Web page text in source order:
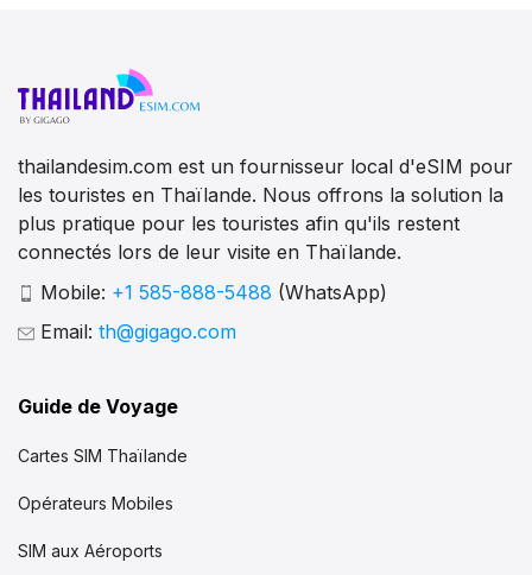
thailandesim.com est un fournisseur local d'eSIM pour
les touristes en Thaïlande. Nous offrons la solution la
plus pratique pour les touristes afin qu'ils restent
connectés lors de leur visite en Thaïlande.
Mobile: +1 585-888-5488 (WhatsApp)
Email: th@gigago.com
Guide de Voyage
Cartes SIM Thaïlande
Opérateurs Mobiles
SIM aux Aéroports